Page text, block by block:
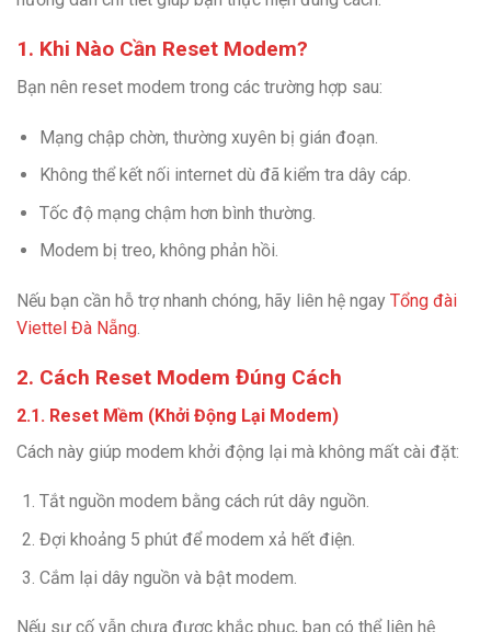
1. Khi Nào Cần Reset Modem?
Bạn nên reset modem trong các trường hợp sau:
Mạng chập chờn, thường xuyên bị gián đoạn.
Không thể kết nối internet dù đã kiểm tra dây cáp.
Tốc độ mạng chậm hơn bình thường.
Modem bị treo, không phản hồi.
Nếu bạn cần hỗ trợ nhanh chóng, hãy liên hệ ngay Tổng đài
Viettel Đà Nẵng.
2. Cách Reset Modem Đúng Cách
2.1. Reset Mềm (Khởi Động Lại Modem)
Cách này giúp modem khởi động lại mà không mất cài đặt:
Tắt nguồn modem bằng cách rút dây nguồn.
Đợi khoảng 5 phút để modem xả hết điện.
Cắm lại dây nguồn và bật modem.
Nếu sự cố vẫn chưa được khắc phục, bạn có thể liên hệ